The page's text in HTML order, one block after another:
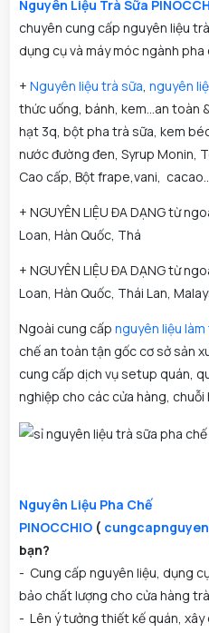
Nguyên Liệu Trà Sữa
chuyên cung cấp nguyên liệu
dụng cụ và máy móc ngành
+ Nguyên liệu trà sữa, nguyên
thức uống, bánh, kem...an toàn
hạt 3q, bột pha trà sữa, kem
nước đường đen, Syrup Monin,
Cao cấp, Bột frape,vani,
+ NGUYÊN LIỆU ĐA DẠNG từ
Loan, Hàn Quốc, Thá
+ NGUYÊN LIỆU ĐA DẠNG từ
Loan, Hàn Quốc, Thái Lan,
Ngoài cung cấp nguyên liệu
chế an toàn tận gốc cơ sở sản
cung cấp dịch vụ setup quán,
nghiệp cho các cửa hàng,
Nguyên Liệu Pha Chế
PINOCCHIO(
bạn?
- Cung cấp nguyên liệu, dụng
bảo chất lượng cho cửa hàng
- Lên ý tưởng thiết kế quán,